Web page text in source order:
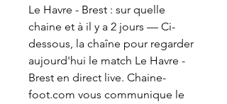
Le Havre - Brest : sur quelle
chaine et à il y a 2 jours — Ci-
dessous, la chaîne pour regarder
aujourd'hui le match Le Havre -
Brest en direct live. Chaine-
foot.com vous communique le